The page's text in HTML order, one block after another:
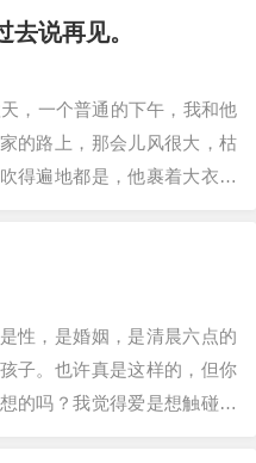
说再见。
，一个普通的下午，我和他
的路上，那会儿风很大，枯
得遍地都是，他裹着大衣在
一句话都没说开始低着头打
他的衣服从衣柜里面拿出
…
性，是婚姻，是清晨六点的
子。也许真是这样的，但你
的吗？我觉得爱是想触碰又